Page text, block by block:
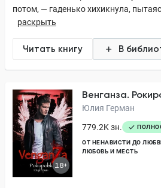
потом, — гаденько хихикнула,
раскрыть
Читать книгу В
18+
Венганза.
Юлия Герман
779.2K зн.
ОТ НЕНАВИСТИ ДО
ЛЮБОВЬ И МЕСТЬ